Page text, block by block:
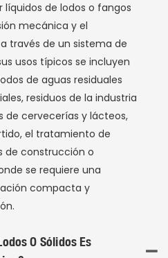
líquidos de lodos o fangos
mecánica y el
través de un sistema de
usos típicos se incluyen
de aguas residuales
residuos de la industria
de cervecerías y lácteos,
el tratamiento de
de construcción o
se requiere una
compacta y
O Sólidos Es